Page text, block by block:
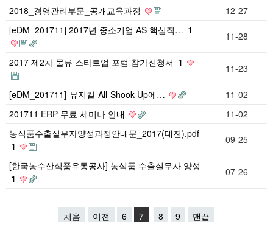
2018_경영관리부문_공개교육과정
12-27
[eDM_201711] 2017년 중소기업 AS 핵심직… 1 11-28
2017 제2차 물류 스타트업 포럼 참가신청서 1 11-23
[eDM_201711]-뮤지컬-All-Shook-Up에…
11-02
201711 ERP 무료 세미나 안내
11-02
농식품수출실무자양성과정안내문_2017(대전).pdf
1
09-25
[한국농수산식품유통공사] 농식품 수출실무자 양성
1
07-26
처음 이전 6 7 8 9 맨끝